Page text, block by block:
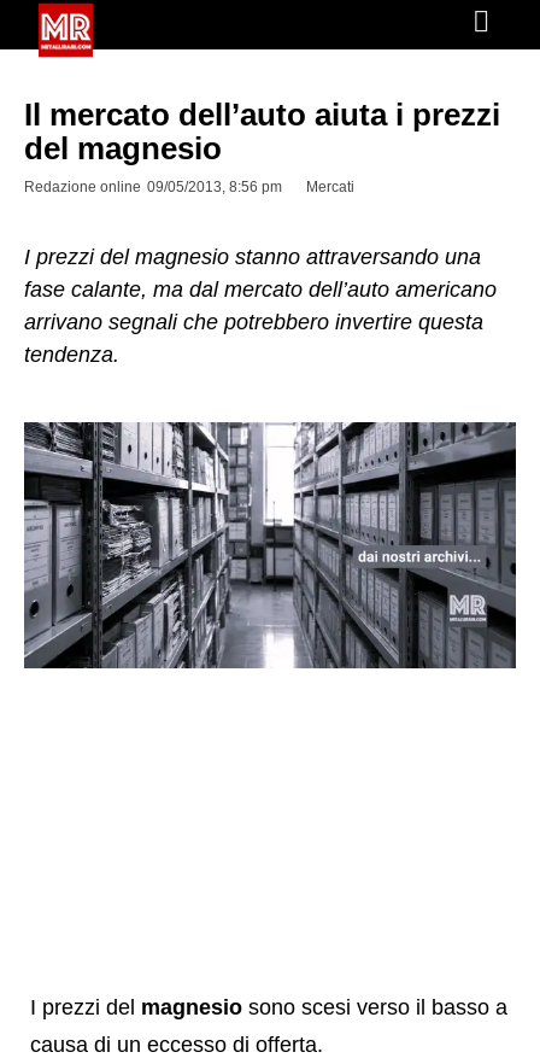
Il mercato dell’auto aiuta i prezzi
del magnesio
Redazione online 09/05/2013, 8:56 pm Mercati
I prezzi del magnesio stanno attraversando una
fase calante, ma dal mercato dell’auto americano
arrivano segnali che potrebbero invertire questa
tendenza.
I prezzi del magnesio sono scesi verso il basso a
causa di un eccesso di offerta.